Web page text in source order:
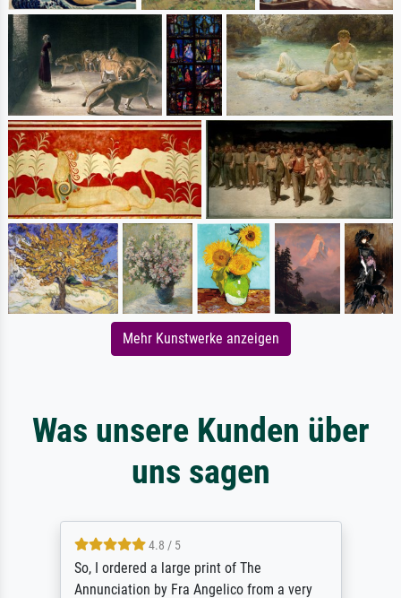
Mehr Kunstwerke anzeigen
Was unsere Kunden über
uns sagen
4.8 / 5
So, I ordered a large print of The
Annunciation by Fra Angelico from a very